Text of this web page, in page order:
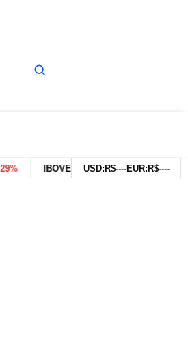
IBOVESPA:179.639,91pts▼ 0,43%
USD:R$----EUR:R$----